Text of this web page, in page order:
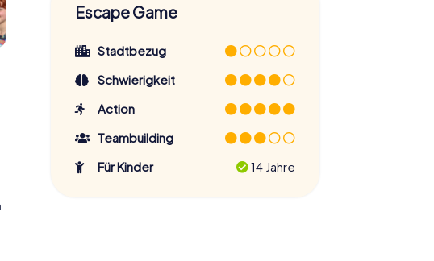
Escape Game
Stadtbezug
Schwierigkeit
Action
Teambuilding
Für Kinder
14 Jahre